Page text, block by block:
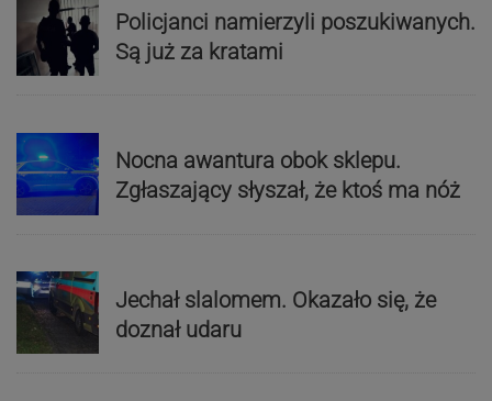
Policjanci namierzyli poszukiwanych.
Są już za kratami
Nocna awantura obok sklepu.
Zgłaszający słyszał, że ktoś ma nóż
Jechał slalomem. Okazało się, że
doznał udaru